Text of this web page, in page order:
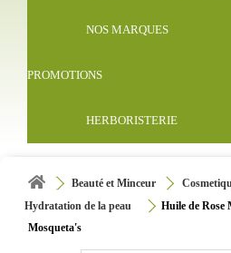
NOS MARQUES
PROMOTIONS
HERBORISTERIE
Beauté et Minceur
Hydratation de la peau
Huile de Rose
Mosqueta's